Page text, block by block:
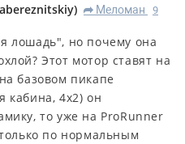
abereznitskiy) R Меломан
9
лошадь", но почему она
Этот мотор ставят на
базовом пикапе
кабина, 4х2) он
то уже на ProRunner
по нормальным